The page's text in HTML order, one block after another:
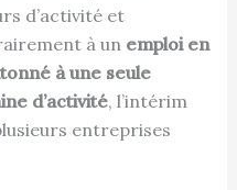
d’activité et
à un emploi en
à une seule
d’activité, l’intérim
entreprises